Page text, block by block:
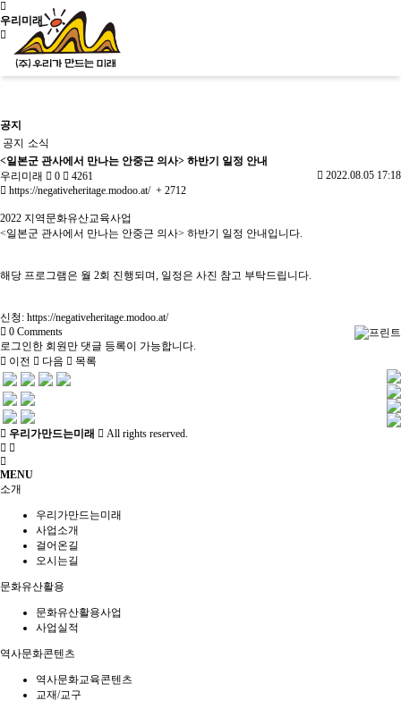
우리미래
사이트맵
소개
우리가만드는미래
오시는길
문화유산활용
문화유산활용사업
사업실적
역사문화콘텐츠
역사문화교육콘텐츠
교재/교구
살아있는 역사교육
주제별 실내수업
학교와 함께
사회서비스
소개
는미래
사업소개
걸어온길
오시는길
문화유산활
사업실적
역사문화교육
교재/교구
살아있는 역
사회서
그램
메인
소개
문화유산활용
역사문화콘텐츠
교육
사회서비스
진행 프로그램
신청문의
사이트맵
소식
공지
공지
소식
<일본군 관사에서 만나는 안중근 의사> 하반기 일정 안내
우리미래
0 4261
2022.08.05 17:18
https://negativeheritage.modoo.at/ + 2712
2022 지역문화유산교육사업
<일본군 관사에서 만나는 안중근 의사> 하반기 일정 안내입니다.
해당 프로그램은 월 2회 진행되며, 일정은 사진 참고 부탁드립니다.
신청: https://negativeheritage.modoo.at/
0 Comments
로그인한 회원만 댓글 등록이 가능합니다.
이전
다음 목록
우리가만드는미래 All rights reserved.
MENU
소개
우리가만드는미래
사업소개
걸어온길
오시는길
문화유산활용
문화유산활용사업
사업실적
역사문화콘텐츠
역사문화교육콘텐츠
교재/교구